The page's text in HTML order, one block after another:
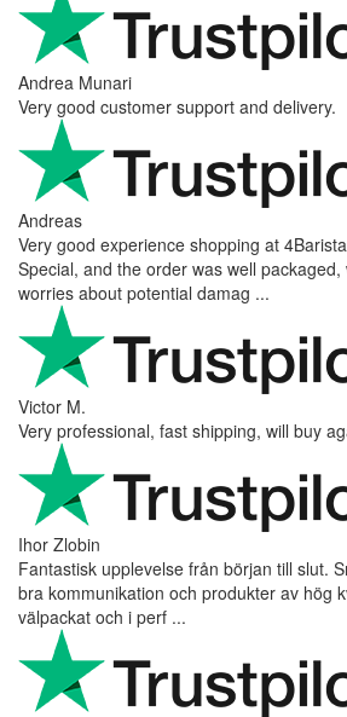
Andrea Munari
Very good customer support and delivery.
Andreas
Very good experience shopping at
Special, and the order was well
worries about potential damag ...
Victor M.
Very professional, fast shipping, will buy
Ihor Zlobin
Fantastisk upplevelse från början till slut.
bra kommunikation och produkter av hög
välpackat och i perf ...